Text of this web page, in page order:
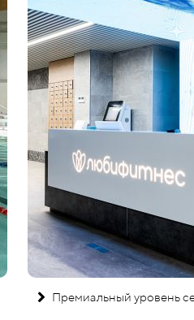
Премиальный уровень